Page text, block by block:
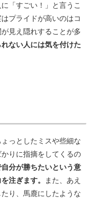
「すごい！」と言うこ
プライドが高いのはコ
見え隠れすることが多
ない人には気を付けた
っとしたミスや些細な
りに指摘をしてくるの
自分が勝ちたいという意
注ぎます。
また、あえ
り、馬鹿にしたような